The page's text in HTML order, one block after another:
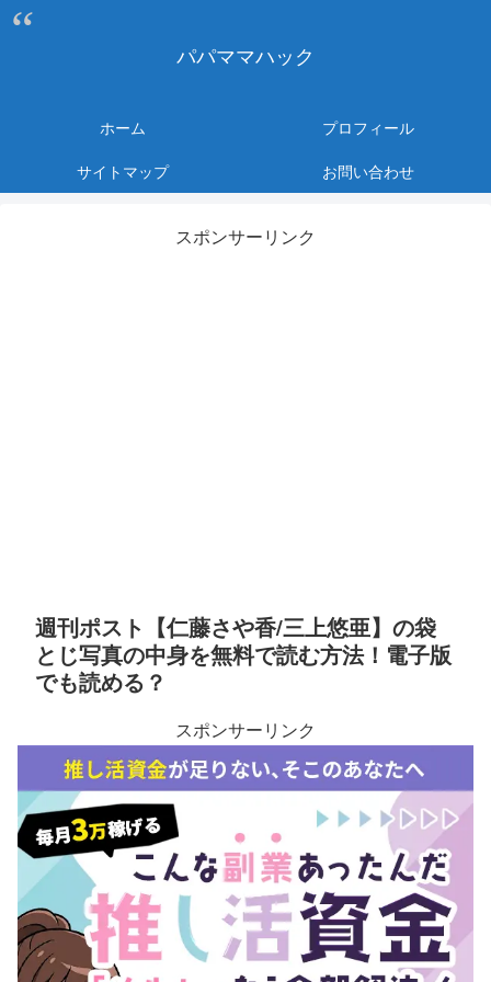
パパママハック
ホーム
プロフィール
サイトマップ
お問い合わせ
スポンサーリンク
週刊ポスト【仁藤さや香/三上悠亜】の袋
とじ写真の中身を無料で読む方法！電子版
でも読める？
スポンサーリンク